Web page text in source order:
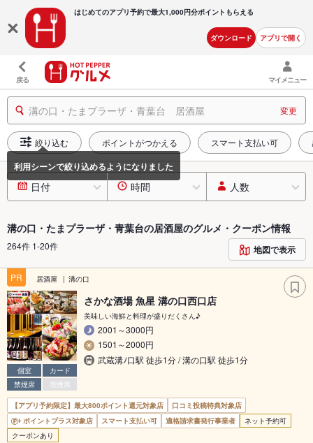
はじめてのアプリ予約で最大1,000円分ポイントもらえる
ダウンロード アプリで開く
戻る マイメニュー
溝の口・たまプラーザ・青葉台 居酒屋 変更
絞り込む ポイントがつかえる スマート支払い可
日付 時間 人数
溝の口・たまプラーザ・青葉台の居酒屋のグルメ・クーポン情報
264件 1-20件 地図で表示
PR 居酒屋 溝の口
個室
カード
禁煙席
喫煙席
さかな酒場 魚星 溝の口西口店
美味しい海鮮と料理が盛りだくさん♪
2001～3000円
1501～2000円
武蔵溝ﾉ口駅 徒歩1分 / 溝の口駅 徒歩1分
【アプリ予約限定】最大800ポイント還元対象店
口コミ投稿特典対象店
ポイントプラス対象店
スマート支払い可 適格請求書発行事業者
ネット予約可
クーポンあり